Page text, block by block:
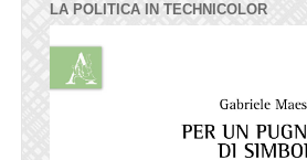
LA POLITICA IN TECHNICOLOR